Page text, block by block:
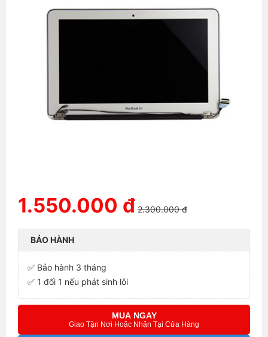
1.550.000 đ 2.300.000 đ
BẢO HÀNH
✅ Bảo hành 3 tháng
✅ 1 đổi 1 nếu phát sinh lỗi
MUA NGAY
Giao Tận Nơi Hoặc Nhận Tại Cửa Hàng